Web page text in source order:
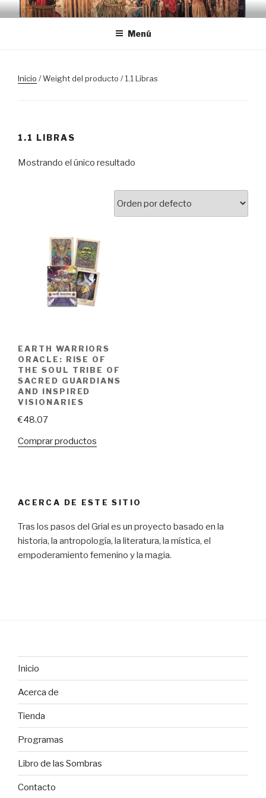
Saltar
al
Menú
Inicio / Weight del producto / 1.1 Libras
1.1 LIBRAS
Mostrando el único resultado
EARTH WARRIORS
ORACLE: RISE OF
THE SOUL TRIBE OF
SACRED GUARDIANS
AND INSPIRED
VISIONARIES
€48.07
Comprar productos
ACERCA DE ESTE SITIO
Tras los pasos del Grial es un proyecto basado en la
historia, la antropología, la literatura, la mística, el
empoderamiento femenino y la magia.
Inicio
Acerca de
Tienda
Programas
Libro de las Sombras
Contacto